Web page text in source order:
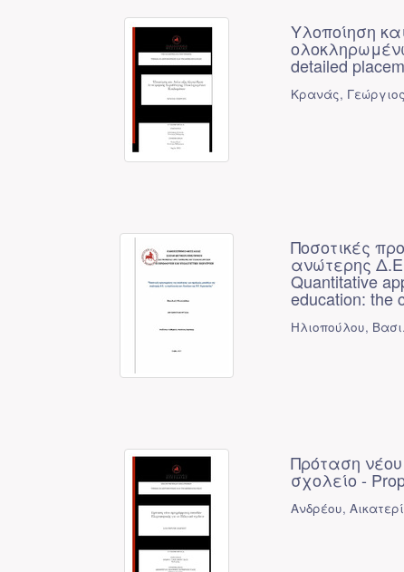
Υλοποίηση
detailed
Κρανάς,
Ποσοτικές
ανώτερης
Quantitative
education: the
Ηλιοπούλου,
Πρόταση
σχολείο -
Ανδρέου,